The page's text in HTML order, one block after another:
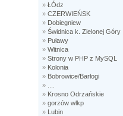
» ŁÓdz
» CZERWIEŃSK
» Dobiegniew
» Świdnica k. Zielonej Góry
» Puławy
» Witnica
» Strony w PHP z MySQL
» Kolonia
» Bobrowice/Barłogi
»
» Krosno Odrzańskie
» gorzów wlkp
» Lubin